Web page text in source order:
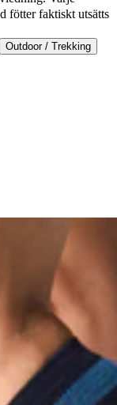
fötter faktiskt utsätts
Outdoor / Trekking